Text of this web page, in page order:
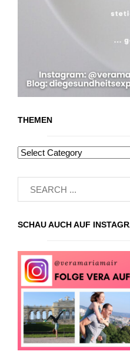
THEMEN
SCHAU AUCH AUF